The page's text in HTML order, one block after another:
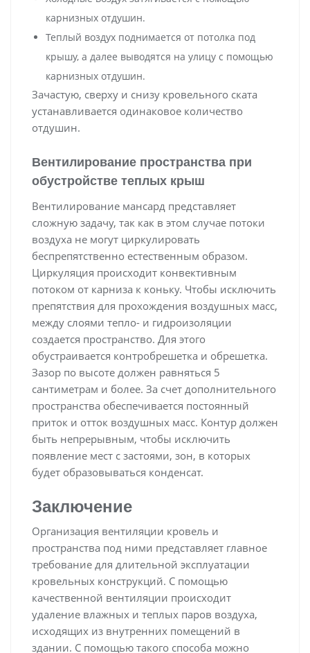
карнизных отдушин.
Теплый воздух поднимается от потолка под
крышу, а далее выводятся на улицу с помощью
карнизных отдушин.
Зачастую, сверху и снизу кровельного ската
устанавливается одинаковое количество
отдушин.
Вентилирование пространства при
обустройстве теплых крыш
Вентилирование мансард представляет
сложную задачу, так как в этом случае потоки
воздуха не могут циркулировать
беспрепятственно естественным образом.
Циркуляция происходит конвективным
потоком от карниза к коньку. Чтобы исключить
препятствия для прохождения воздушных масс,
между слоями тепло- и гидроизоляции
создается пространство. Для этого
обустраивается контробрешетка и обрешетка.
Зазор по высоте должен равняться 5
сантиметрам и более. За счет дополнительного
пространства обеспечивается постоянный
приток и отток воздушных масс. Контур должен
быть непрерывным, чтобы исключить
появление мест с застоями, зон, в которых
будет образовываться конденсат.
Заключение
Организация вентиляции кровель и
пространства под ними представляет главное
требование для длительной эксплуатации
кровельных конструкций. С помощью
качественной вентиляции происходит
удаление влажных и теплых паров воздуха,
исходящих из внутренних помещений в
здании. С помощью такого способа можно